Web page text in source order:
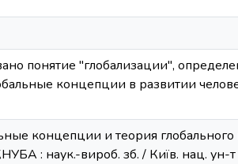
понятие "глобализации",
концепции в развитии
концепции и теория
: наук.-вироб. зб. / Київ. нац. ун-т